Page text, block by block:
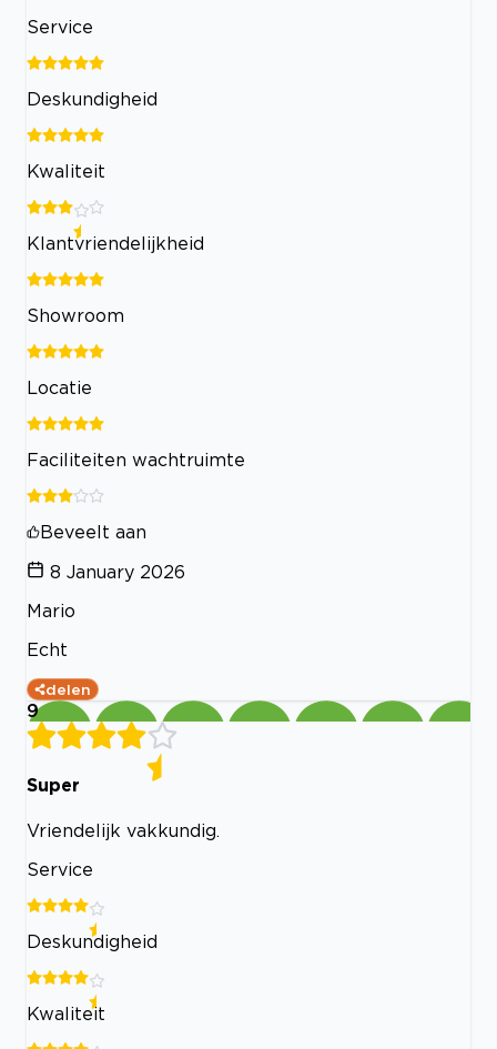
Service
Deskundigheid
Kwaliteit
Klantvriendelijkheid
Showroom
Locatie
Faciliteiten wachtruimte
Beveelt aan
8 January 2026
Mario
Echt
delen
9
Super
Vriendelijk vakkundig.
Service
Deskundigheid
Kwaliteit